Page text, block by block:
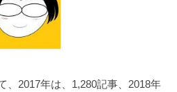
、2017年は、1,280記事、2018年